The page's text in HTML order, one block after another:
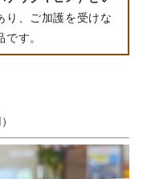
り、ご加護を受けな
す。